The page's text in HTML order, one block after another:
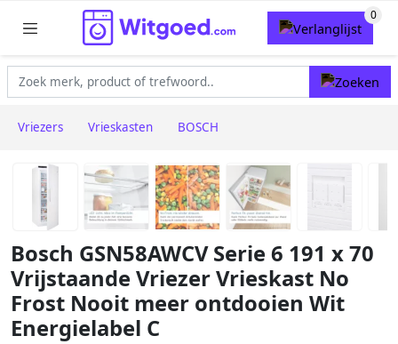
Vriezers Vrieskasten BOSCH
Bosch GSN58AWCV Serie 6 191 x 70
Vrijstaande Vriezer Vrieskast No
Frost Nooit meer ontdooien Wit
Energielabel C